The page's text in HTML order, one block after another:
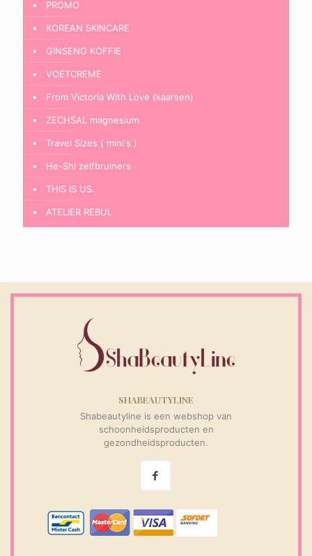
PROMO
KOREAN SKINCARE
GINSENG KOFFIE
VOETCREME
From Victoria With Love (kaarsen)
ZECHSAL magnesium
Travel Sizes ( mini's )
He-Shi zelfbruiners
THIS IS US.
ATELIER REBUL
SHABEAUTYLINE
Shabeautyline is een webshop van
schoonheidsproducten en
gezondheidsproducten.